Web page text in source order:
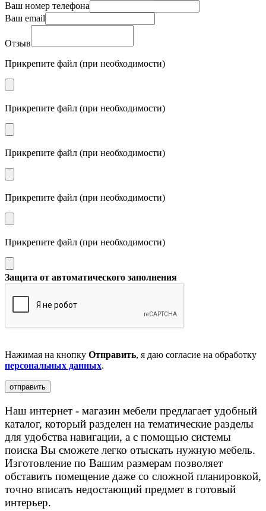
Ваш номер телефона
Ваш email
Отзыв
Прикрепите файл (при необходимости)
Прикрепите файл (при необходимости)
Прикрепите файл (при необходимости)
Прикрепите файл (при необходимости)
Прикрепите файл (при необходимости)
Защита от автоматического заполнения
Нажимая на кнопку Отправить, я даю согласие на обработку
персональных данных.
Наш интернет - магазин мебели предлагает удобный
каталог, который разделен на тематические разделы
для удобства навигации, а с помощью системы
поиска Вы сможете легко отыскать нужную мебель.
Изготовление по Вашим размерам позволяет
обставить помещение даже со сложной планировкой,
точно вписать недостающий предмет в готовый
интерьер.